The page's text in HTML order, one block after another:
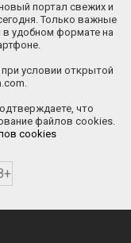
портал свежих и
Только важные
удобном формате на
условии открытой
что
файлов cookies.
cookies